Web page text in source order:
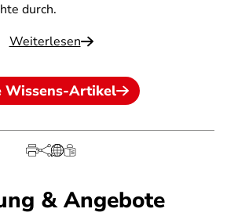
durch.
Weiterlesen
Wissens-Artikel
& Angebote